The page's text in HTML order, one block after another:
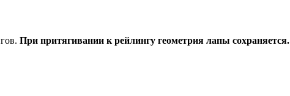
При притягивании к рейлингу геометрия лапы сохраняется.